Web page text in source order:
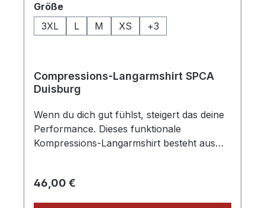
Größeauswählen
3XL
L M XS +3
Compressions-Langarmshirt SPCA
Duisburg
Wenn du dich gut fühlst, steigert das deine
Performance. Dieses funktionale
Kompressions-Langarmshirt besteht aus
und zur optimalen Leistung beiträgt. Das
Regulärer Preis:
46,00 €